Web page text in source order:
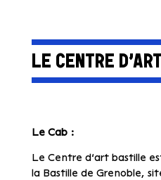
LE CENTRE D’ART
Le Cab :
Le Centre d’art bastille
la Bastille de Grenoble,